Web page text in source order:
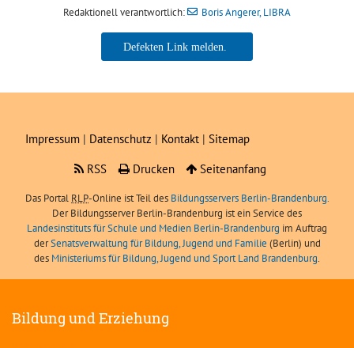
Redaktionell verantwortlich: Boris Angerer, LIBRA
Boris Angerer, LIBRA
Impressum | Datenschutz | Kontakt | Sitemap
RSS
Drucken Seitenanfang
Das Portal RLP-Online ist Teil des Bildungsservers Berlin-Brandenburg.
Der Bildungsserver Berlin-Brandenburg ist ein Service des
Landesinstituts für Schule und Medien Berlin-Brandenburg im Auftrag
derSenatsverwaltung für Bildung, Jugend und Familie (Berlin) und
des Ministeriums für Bildung, Jugend und Sport Land Brandenburg.
Bildung und Erziehung